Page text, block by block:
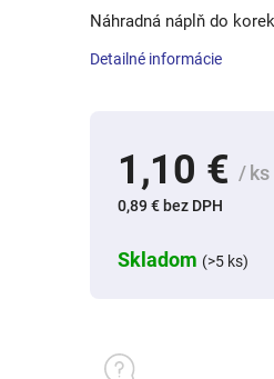
1,10 € / ks
0,89 € bez DPH
Skladom (>5 ks)
Náhradná náplň do
Detailné informácie